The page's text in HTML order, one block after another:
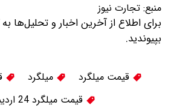
منبع: تجارت نیوز
برای اطلاع از آخرین اخبار و تحلیل‌ها
بپیوندید.
قیمت میلگرد میلگرد
قیمت میلگرد 24 اردیبهشت